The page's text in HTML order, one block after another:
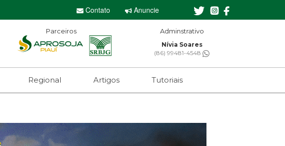
Contato Anuncie
Parceiros Editor-chefe
Sebastian Eugênio
(61) 99650-2473
Adminstrativo
Nívia Soares
(86) 99481-4548
Regional Artigos Tutoriais